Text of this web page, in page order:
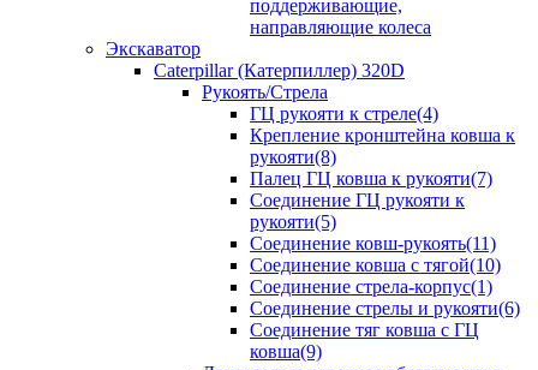
поддерживающие,
направляющие колеса
Экскаватор
Caterpillar (Катерпиллер) 320D
Рукоять/Стрела
ГЦ рукояти к стреле(4)
Крепление кронштейна ковша к
рукояти(8)
Палец ГЦ ковша к рукояти(7)
Соединение ГЦ рукояти к
рукояти(5)
Соединение ковш-рукоять(11)
Соединение ковша с тягой(10)
Соединение стрела-корпус(1)
Соединение стрелы и рукояти(6)
Соединение тяг ковша с ГЦ
ковша(9)